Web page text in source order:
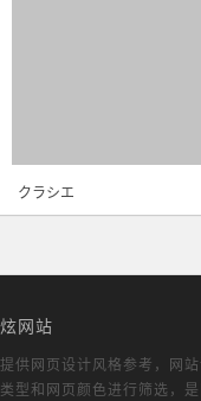
クラシエ
炫网站
提供网页设计风格参考， 网
类型和网页颜色进行筛选，